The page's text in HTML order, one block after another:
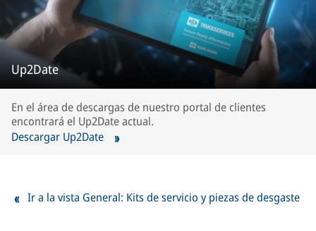
Up2Date
En el área de descargas de nuestro portal de clientes
encontrará el Up2Date actual.
Descargar Up2Date
Ir a la vista General: Kits de servicio y piezas de desgaste